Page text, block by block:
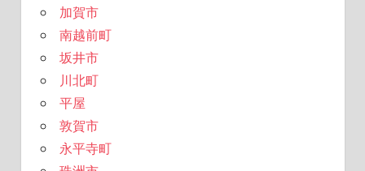
加賀市
南越前町
坂井市
川北町
平屋
敦賀市
永平寺町